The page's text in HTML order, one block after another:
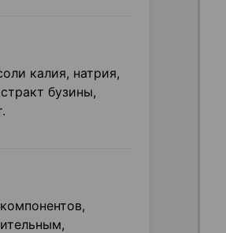
калия, натрия,
бузины,